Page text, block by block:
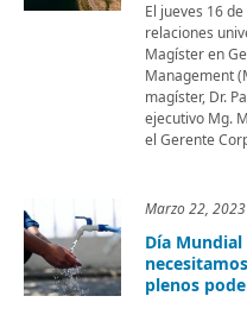
El jueves 16
relaciones
Magíster en
Management
magíster, Dr.
ejecutivo Mg.
el Gerente
Marzo 22,
Día Mundial
plenos